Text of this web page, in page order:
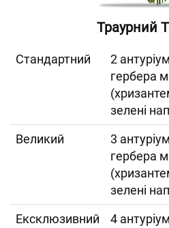
Траурний
Cтандартний
2
гербера
зелені
Великий
3
гербера
зелені
Ексклюзивний
4